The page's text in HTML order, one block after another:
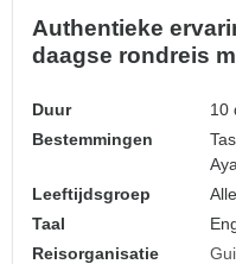
Authentieke
daagse rondreis
Duur
10
Bestemmingen
Leeftijdsgroep
Taal
Reisorganisatie